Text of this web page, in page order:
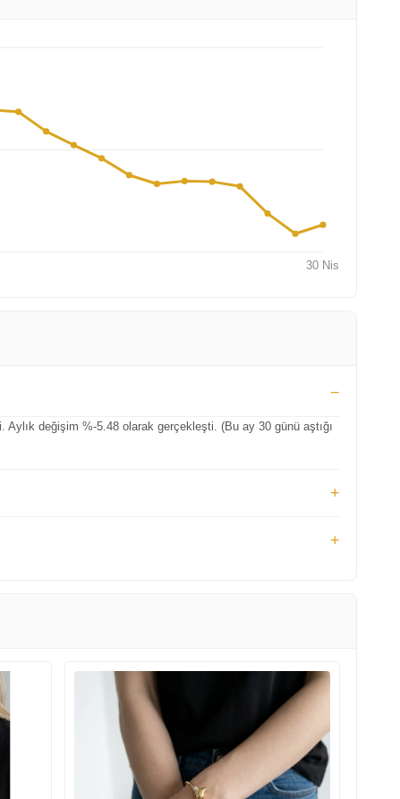
30 Nis
değişim %-5.48 olarak gerçekleşti. (Bu ay 30 günü aştığı